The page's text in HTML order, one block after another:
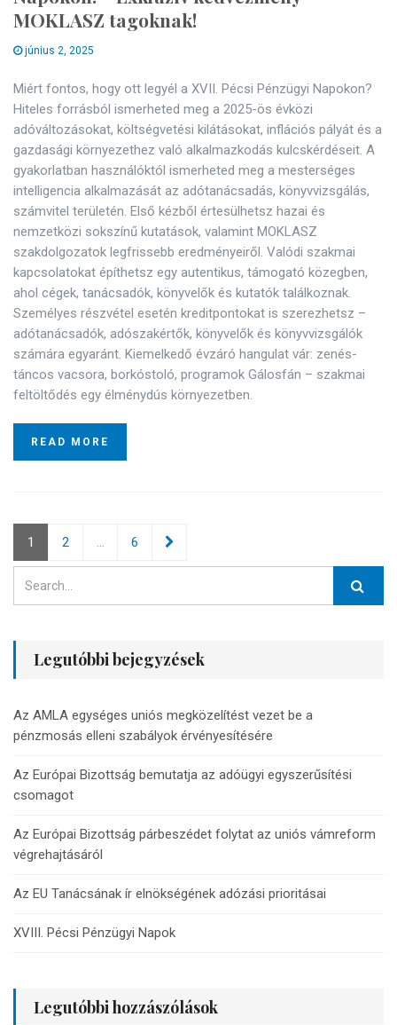
MOKLASZ tagoknak!
június 2, 2025
Miért fontos, hogy ott legyél a XVII. Pécsi Pénzügyi Napokon?
Hiteles forrásból ismerheted meg a 2025-ös évközi
adóváltozásokat, költségvetési kilátásokat, inflációs pályát és a
gazdasági környezethez való alkalmazkodás kulcskérdéseit. A
gyakorlatban használóktól ismerheted meg a mesterséges
intelligencia alkalmazását az adótanácsadás, könyvvizsgálás,
számvitel területén. Első kézből értesülhetsz hazai és
nemzetközi sokszínű kutatások, valamint MOKLASZ
szakdolgozatok legfrissebb eredményeiről. Valódi szakmai
kapcsolatokat építhetsz egy autentikus, támogató közegben,
ahol cégek, tanácsadók, könyvelők és kutatók találkoznak.
Személyes részvétel esetén kreditpontokat is szerezhetsz –
adótanácsadók, adószakértők, könyvelők és könyvvizsgálók
számára egyaránt. Kiemelkedő évzáró hangulat vár: zenés-
táncos vacsora, borkóstoló, programok Gálosfán – szakmai
feltöltődés egy élménydús környezetben.
READ MORE
Bejegyzés
navigáció
1 2 … 6
Legutóbbi bejegyzések
Az AMLA egységes uniós megközelítést vezet be a
pénzmosás elleni szabályok érvényesítésére
Az Európai Bizottság bemutatja az adóügyi egyszerűsítési
csomagot
Az Európai Bizottság párbeszédet folytat az uniós vámreform
végrehajtásáról
Az EU Tanácsának ír elnökségének adózási prioritásai
XVIII. Pécsi Pénzügyi Napok
Legutóbbi hozzászólások